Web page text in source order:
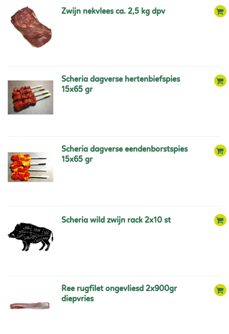
zwijn nekvlees ca. 2,5 kg dpv
scheria dagverse hertenbiefspies
15x65 gr
scheria dagverse eendenborstspies
15x65 gr
scheria wild zwijn rack 2x10 st
ree rugfilet ongevliesd 2x900gr
diepvries